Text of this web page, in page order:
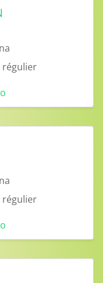
régulier
régulier